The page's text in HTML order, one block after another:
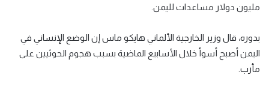
مليون دولار مساعدات لليمن.
بدوره، قال وزير الخارجية الألماني هايكو ماس إن الوضع الإنساني في
اليمن أصبح أسوأ خلال الأسابيع الماضية بسبب هجوم الحوثيين على
مأرب.